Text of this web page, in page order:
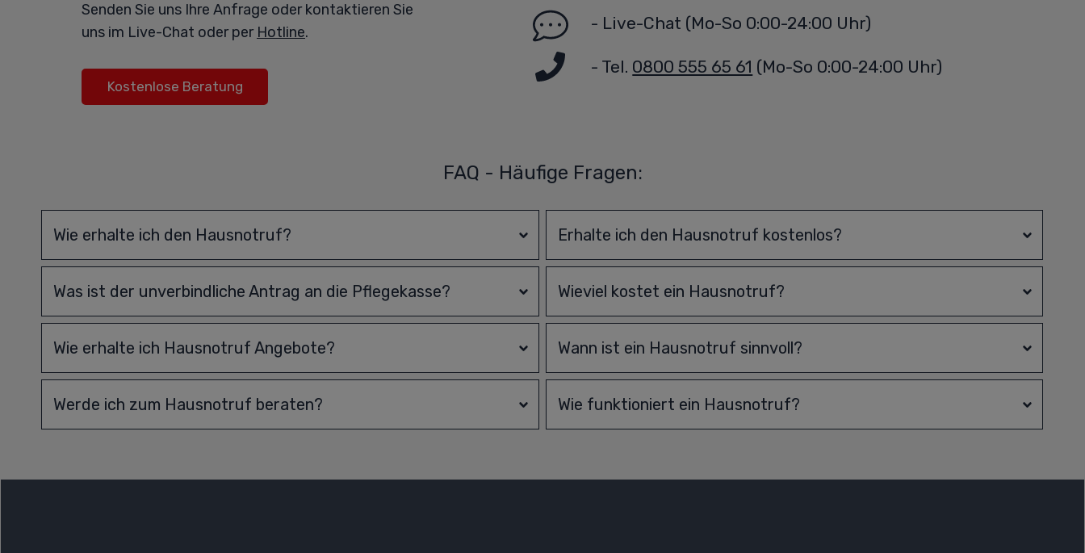
Senden Sie uns Ihre Anfrage oder kontaktieren Sie
uns im Live-Chat oder per Hotline.
Kostenlose Beratung
- Live-Chat (Mo-So 0:00-24:00 Uhr)
- Tel. 0800 555 65 61 (Mo-So 0:00-24:00 Uhr)
FAQ - Häufige Fragen:
Wie erhalte ich den Hausnotruf?
Was ist der unverbindliche Antrag an die Pflegekasse?
Wie erhalte ich Hausnotruf Angebote?
Werde ich zum Hausnotruf beraten?
Erhalte ich den Hausnotruf kostenlos?
Wieviel kostet ein Hausnotruf?
Wann ist ein Hausnotruf sinnvoll?
Wie funktioniert ein Hausnotruf?